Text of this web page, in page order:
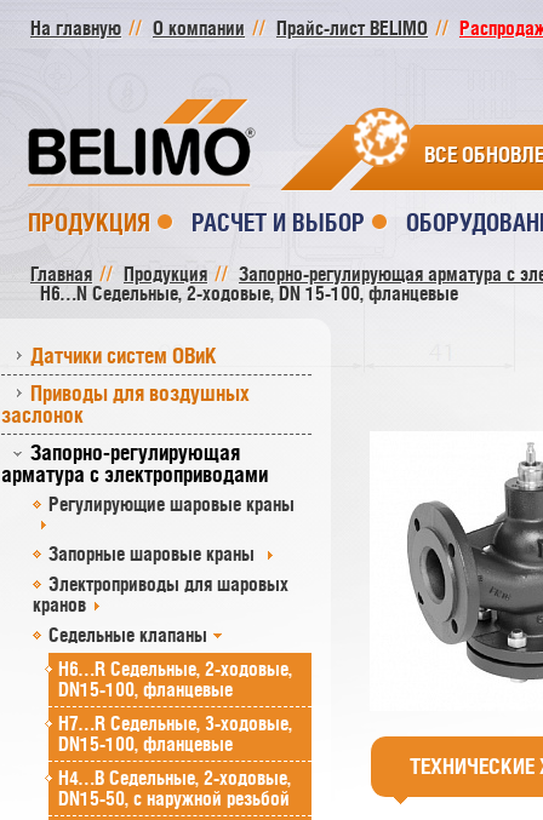
На главную О компании Прайс-лист BELIMO
ВСЕ
ПРОДУКЦИЯ РАСЧЕТ И ВЫБОР
Главная Продукция
Запорно-регулирующая арматура с
H6…N Седельные, 2-ходовые, DN 15-100, фланцевые
Датчики систем ОВиК
Приводы для воздушных
заслонок
Запорно-регулирующая
арматура с электроприводами
Регулирующие шаровые краны
Запорные шаровые краны
Электроприводы для шаровых
кранов
Седельные клапаны
H6…R Седельные, 2-ходовые,
DN15-100, фланцевые
H7…R Седельные, 3-ходовые,
DN15-100, фланцевые
H4…B Седельные, 2-ходовые,
DN15-50, с наружной резьбой